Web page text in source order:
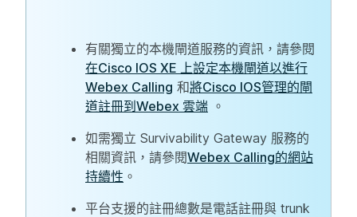
有關獨立的本機閘道服務的資訊，請參閱
在Cisco IOS XE 上設定本機閘道以進行
Webex Calling 和將Cisco IOS管理的閘
道註冊到Webex 雲端 。
如需獨立 Survivability Gateway 服務的
相關資訊，請參閱Webex Calling的網站
持續性 。
平台支援的註冊總數是電話註冊與 trunk